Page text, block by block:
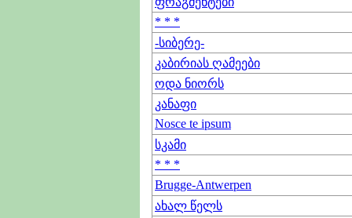
* * *
-სიბერე-
კაბირიას ღამეები
ოდა ნიორს
კანაფი
Nosce te ipsum
სკამი
* * *
Brugge-Antwerpen
ახალ წელს